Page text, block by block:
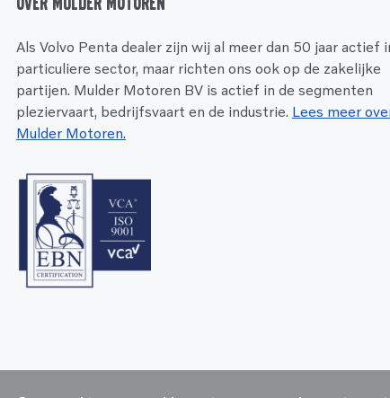
Over Mulder Motoren
Als Volvo Penta dealer zijn wij al meer dan 50 jaar actief
particuliere sector, maar richten ons ook op de zakelijke
partijen. Mulder Motoren BV is actief in de segmenten
pleziervaart, bedrijfsvaart en de industrie. Lees meer
Mulder Motoren.